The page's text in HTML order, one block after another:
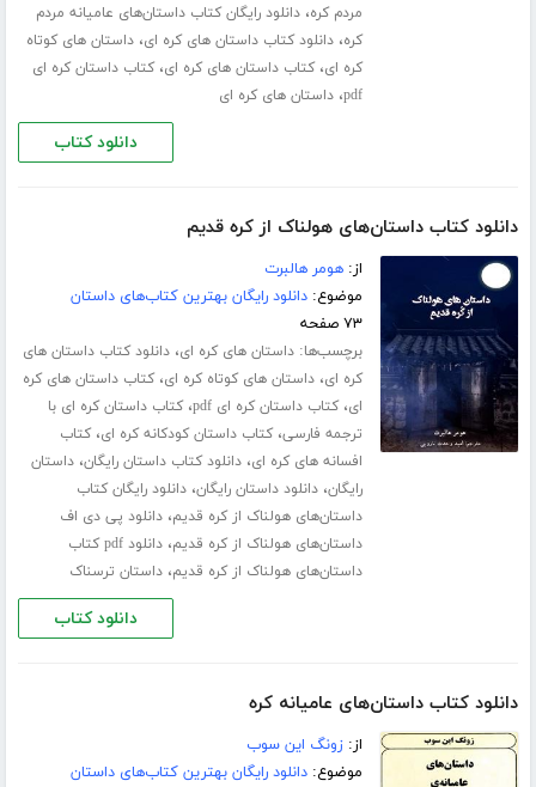
مردم کره،دانلود رایگان کتاب داستان‌های عامیانه مردم
کره،دانلود کتاب داستان های کره ای،داستان های کوتاه
کره ای،کتاب داستان های کره ای،کتاب داستان کره ای
pdf،داستان های کره ای
دانلود کتاب
دانلود کتاب داستان‌های هولناک از کره قدیم
از:هومر هالبرت
موضوع:دانلود رایگان بهترین کتاب‌های داستان
۷۳ صفحه
برچسب‌ها:داستان های کره ای،دانلود کتاب داستان های
کره ای،داستان های کوتاه کره ای،کتاب داستان های کره
ای،کتاب داستان کره ای pdf ،کتاب داستان کره ای با
ترجمه فارسی،کتاب داستان کودکانه کره ای،کتاب
افسانه های کره ای،دانلود کتاب داستان رایگان،داستان
رایگان،دانلود داستان رایگان،دانلود رایگان کتاب
داستان‌های هولناک از کره قدیم،دانلود پی دی اف
داستان‌های هولناک از کره قدیم،
دانلود pdf کتاب
داستان‌های هولناک از کره قدیم،داستان ترسناک
دانلود کتاب
دانلود کتاب داستان‌های عامیانه کره
از:زونگ این سوب
موضوع:دانلود رایگان بهترین کتاب‌های داستان